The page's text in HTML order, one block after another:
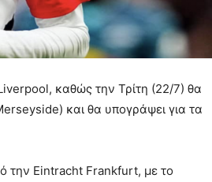
καθώς την Τρίτη (22/7) θα
και θα υπογράψει για τα
την Eintracht Frankfurt, με το